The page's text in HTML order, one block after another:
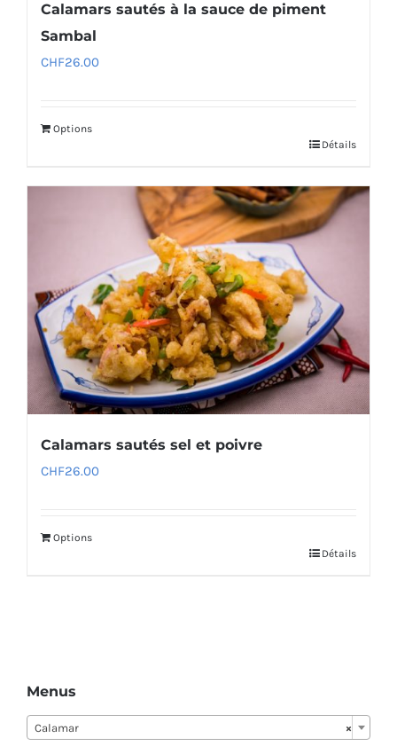
Calamars sautés à la sauce de piment
Sambal
CHF26.00
Options
Détails
Calamars sautés sel et poivre
CHF26.00
Options
Détails
Menus
×
Calamar